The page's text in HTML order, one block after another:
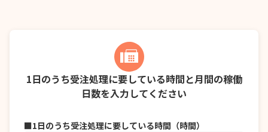
1日のうち受注処理に要している時間と月間の稼働
日数を入力してください
■1日のうち受注処理に要している時間（時間）